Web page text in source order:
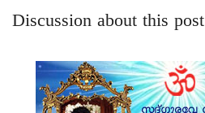
Discussion about this post